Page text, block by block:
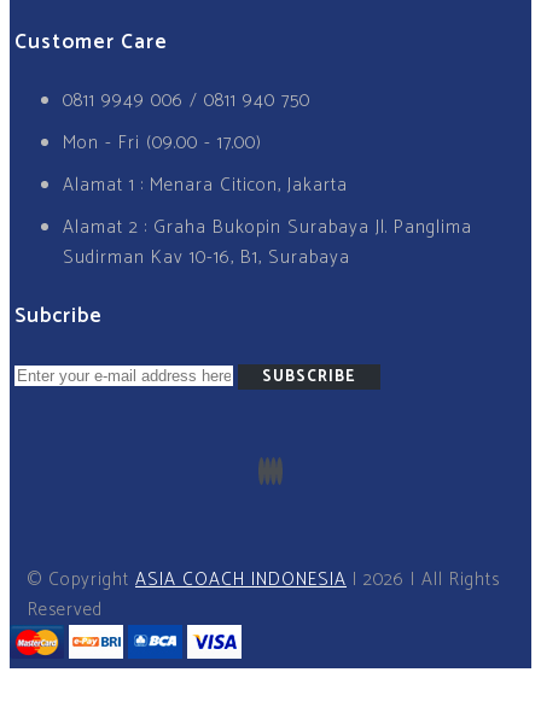
Customer Care
0811 9949 006 / 0811 940 750
Mon - Fri (09.00 - 17.00)
Alamat 1 : Menara Citicon, Jakarta
Alamat 2 : Graha Bukopin Surabaya Jl. Panglima
Sudirman Kav 10-16, B1, Surabaya
Subcribe
SUBSCRIBE
© Copyright ASIA COACH INDONESIA I 2026 I All Rights
Reserved